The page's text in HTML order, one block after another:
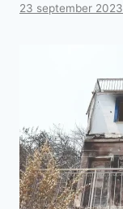
23 september 2023